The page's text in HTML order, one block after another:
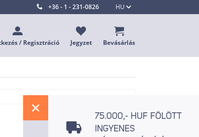
HU
+36 - 1 - 231-0826
/ Regisztráció Jegyzet Bevásárlás
75.000,- HUF FÖLÖTT
INGYENES